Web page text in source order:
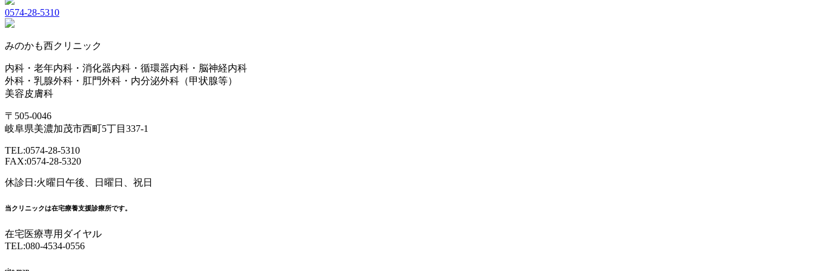
0574-28-5310
みのかも西クリニック
内科・老年内科・消化器内科・循環器内科・脳神経内科
外科・乳腺外科・肛門外科・内分泌外科（甲状腺等）
美容皮膚科
〒505-0046
岐阜県美濃加茂市西町5丁目337-1
TEL:0574-28-5310
FAX:0574-28-5320
休診日:火曜日午後、日曜日、祝日
当クリニックは在宅療養支援診療所です。
在宅医療専用ダイヤル
TEL:080-4534-0556